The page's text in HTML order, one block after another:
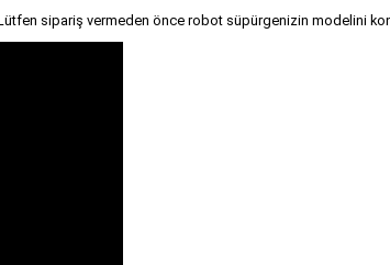
sipariş vermeden önce robot süpürgenizin modelini